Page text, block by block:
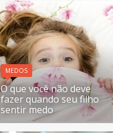
MEDOS
O que você não deve
fazer quando seu filho
sentir medo